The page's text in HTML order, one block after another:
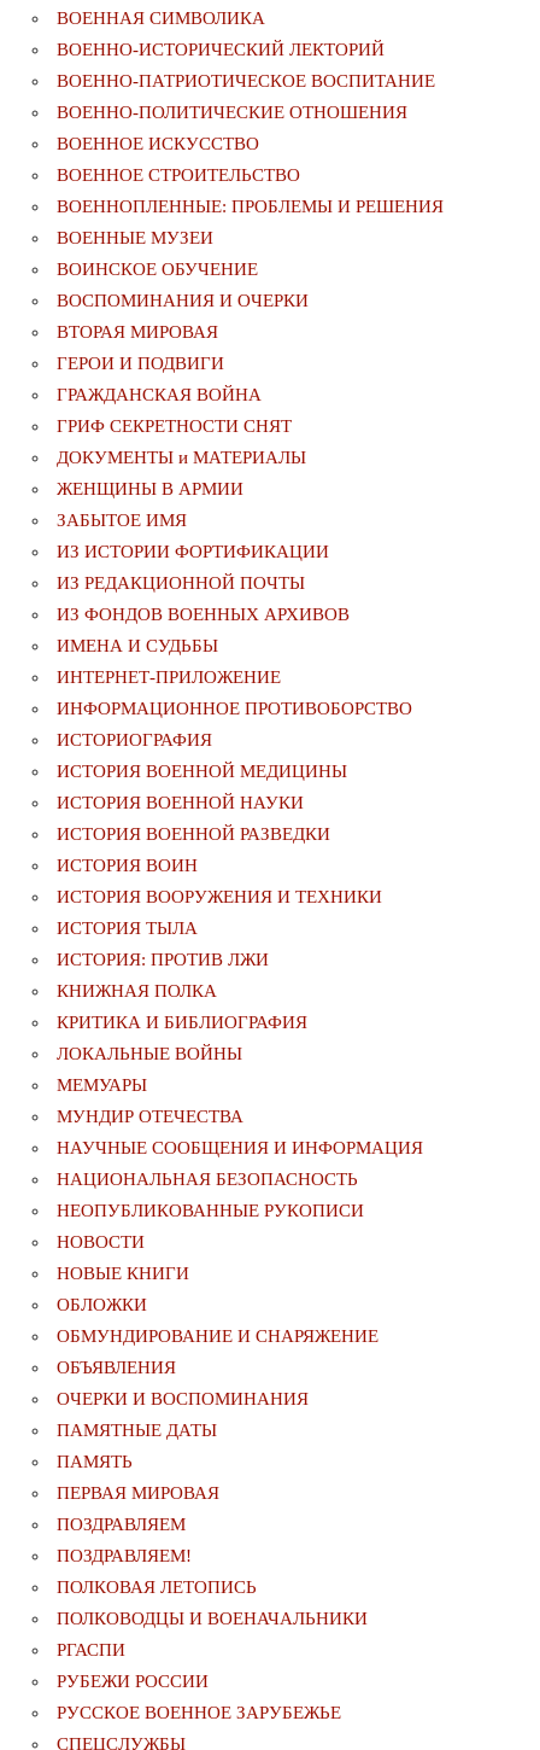
ВОЕННАЯ СИМВОЛИКА
ВОЕННО-ИСТОРИЧЕСКИЙ ЛЕКТОРИЙ
ВОЕННО-ПАТРИОТИЧЕСКОЕ ВОСПИТАНИЕ
ВОЕННО-ПОЛИТИЧЕСКИE ОТНОШЕНИЯ
ВОЕННОЕ ИСКУССТВО
ВОЕННОЕ СТРОИТЕЛЬСТВО
ВОЕННОПЛЕННЫЕ: ПРОБЛЕМЫ И РЕШЕНИЯ
ВОЕННЫЕ МУЗЕИ
ВОИНСКОЕ ОБУЧЕНИЕ
ВОСПОМИНАНИЯ И ОЧЕРКИ
ВТОРАЯ МИРОВАЯ
ГЕРОИ И ПОДВИГИ
ГРАЖДАНСКАЯ ВОЙНА
ГРИФ СЕКРЕТНОСТИ СНЯТ
ДОКУМЕНТЫ и МАТЕРИАЛЫ
ЖЕНЩИНЫ В АРМИИ
ЗАБЫТОЕ ИМЯ
ИЗ ИСТОРИИ ФОРТИФИКАЦИИ
ИЗ РЕДАКЦИОННОЙ ПОЧТЫ
ИЗ ФОНДОВ ВОЕННЫХ АРХИВОВ
ИМЕНА И СУДЬБЫ
ИНТЕРНЕТ-ПРИЛОЖЕНИЕ
ИНФОРМАЦИОННОЕ ПРОТИВОБОРСТВО
ИСТОРИОГРАФИЯ
ИСТОРИЯ ВОЕННОЙ МЕДИЦИНЫ
ИСТОРИЯ ВОЕННОЙ НАУКИ
ИСТОРИЯ ВОЕННОЙ РАЗВЕДКИ
ИСТОРИЯ ВОИН
ИСТОРИЯ ВООРУЖЕНИЯ И ТЕХНИКИ
ИСТОРИЯ ТЫЛА
ИСТОРИЯ: ПРОТИВ ЛЖИ
КНИЖНАЯ ПОЛКА
КРИТИКА И БИБЛИОГРАФИЯ
ЛОКАЛЬНЫЕ ВОЙНЫ
МЕМУАРЫ
МУНДИР ОТЕЧЕСТВА
НАУЧНЫЕ СООБЩЕНИЯ И ИНФОРМАЦИЯ
НАЦИОНАЛЬНАЯ БЕЗОПАСНОСТЬ
НЕОПУБЛИКОВАННЫЕ РУКОПИСИ
НОВОСТИ
НОВЫЕ КНИГИ
ОБЛОЖКИ
ОБМУНДИРОВАНИЕ И СНАРЯЖЕНИЕ
ОБЪЯВЛЕНИЯ
ОЧЕРКИ И ВОСПОМИНАНИЯ
ПАМЯТНЫЕ ДАТЫ
ПАМЯТЬ
ПЕРВАЯ МИРОВАЯ
ПОЗДРАВЛЯЕМ
ПОЗДРАВЛЯЕМ!
ПОЛКОВАЯ ЛЕТОПИСЬ
ПОЛКОВОДЦЫ И ВОЕНАЧАЛЬНИКИ
РГАСПИ
РУБЕЖИ РОССИИ
РУССКОЕ ВОЕННОЕ ЗАРУБЕЖЬЕ
СПЕЦСЛУЖБЫ